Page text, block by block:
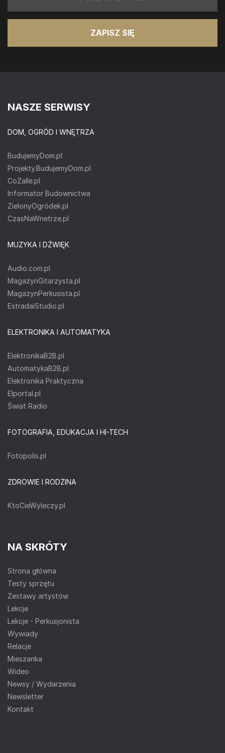
ZAPISZ SIĘ
NASZE SERWISY
DOM, OGRÓD I WNĘTRZA
BudujemyDom.pl
Projekty.BudujemyDom.pl
CoZaIle.pl
Informator Budownictwa
ZielonyOgródek.pl
CzasNaWnetrze.pl
MUZYKA I DŹWIĘK
Audio.com.pl
MagazynGitarzysta.pl
MagazynPerkusista.pl
EstradaiStudio.pl
ELEKTRONIKA I AUTOMATYKA
ElektronikaB2B.pl
AutomatykaB2B.pl
Elektronika Praktyczna
Elportal.pl
Świat Radio
FOTOGRAFIA, EDUKACJA I HI-TECH
Fotopolis.pl
ZDROWIE I RODZINA
KtoCieWyleczy.pl
NA SKRÓTY
Strona główna
Testy sprzętu
Zestawy artystów
Lekcje
Lekcje - Perkusjonista
Wywiady
Relacje
Mieszanka
Wideo
Newsy / Wydarzenia
Newsletter
Kontakt